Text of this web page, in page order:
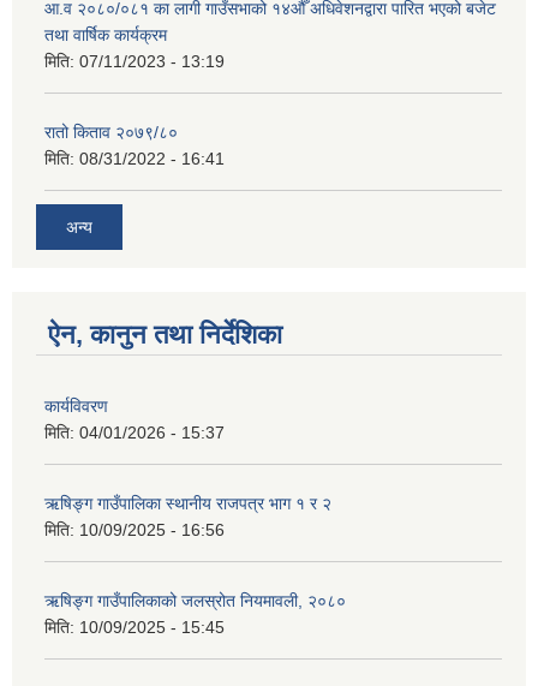
आ.व २०८०/०८१ का लागी गाउँसभाको १४औँ अधिवेशनद्वारा पारित भएको बजेट
तथा वार्षिक कार्यक्रम
मिति: 07/11/2023 - 13:19
रातो किताव २०७९/८०
मिति: 08/31/2022 - 16:41
अन्य
ऐन, कानुन तथा निर्देशिका
कार्यविवरण
मिति: 04/01/2026 - 15:37
ऋषिङ्ग गाउँपालिका स्थानीय राजपत्र भाग १ र २
मिति: 10/09/2025 - 16:56
ऋषिङ्ग गाउँपालिकाको जलस्रोत नियमावली, २०८०
मिति: 10/09/2025 - 15:45